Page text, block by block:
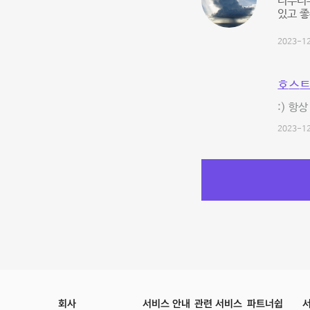
있고
2023-
호스
:) 항상
2023-
회사 서비스 안내 관련 서비스 파트너쉽